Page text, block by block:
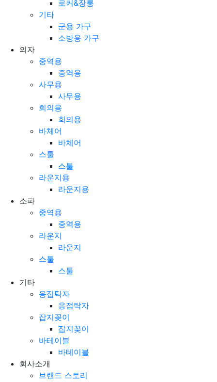
책상&책장
기타
군용 가구
의자
중역용
중역용
사무용
사무용
회의용
회의용
바체어
스툴
스툴
라운지용
소파
중역용
중역용
라운지
스툴
기타
응접탁자
응접탁자
잡지꽂이
잡지꽂이
바테이블
회사소개